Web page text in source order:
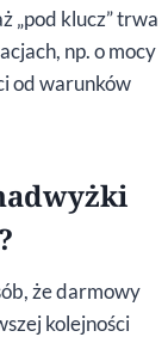
„pod klucz” trwa
np. o mocy
od warunków
że darmowy
kolejności